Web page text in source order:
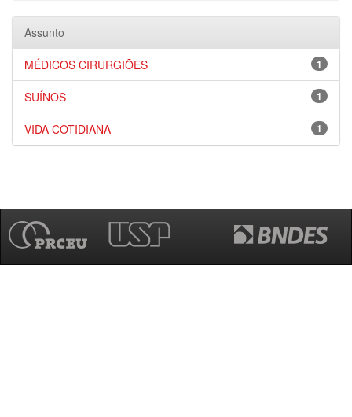
Assunto
1
MÉDICOS CIRURGIÕES
1
SUÍNOS
1
VIDA COTIDIANA